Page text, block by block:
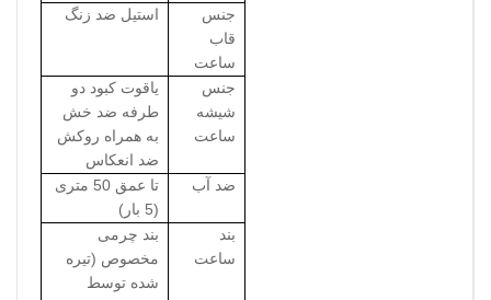
جنس
قاب
ساعت
استیل ضد زنگ
جنس
شیشه
ساعت
یاقوت کبود دو
طرفه ضد خش
به همراه روکش
ضد انعکاس
ضد آب
تا عمق 50 متری
(5 بار)
بند
ساعت
بند چرمی
مخصوص (تیره
شده توسط